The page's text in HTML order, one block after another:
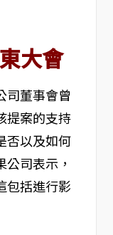
大會
司董事會曾
提案的支持
否以及如何
司表示，
包括進行影